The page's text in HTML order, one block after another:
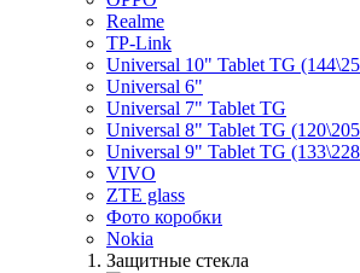
Realme
TP-Link
Universal 10" Tablet TG
Universal 6"
Universal 7" Tablet TG
Universal 8" Tablet TG
Universal 9" Tablet TG
VIVO
ZTE glass
Фото коробки
Nokia
Защитные стекла